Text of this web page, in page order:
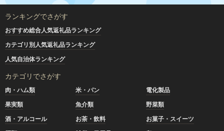
ランキングでさがす
おすすめ総合人気返礼品ランキング
カテゴリ別人気返礼品ランキング
人気自治体ランキング
カテゴリでさがす
肉・ハム類 米・パン
電化製品
果実類
魚介類
野菜類
酒・アルコール
お茶・飲料
お菓子・スイーツ